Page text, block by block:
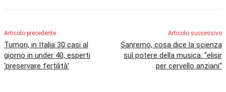
Articolo precedente
Tumori, in Italia 30 casi al
giorno in under 40, esperti
‘preservare fertilità’
Articolo successivo
Sanremo, cosa dice la scienza
sul potere della musica: “elisir
per cervello anziani”